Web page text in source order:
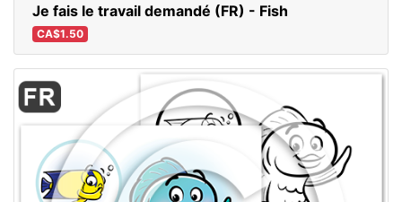
Je fais le travail demandé (FR) - Fish
CA$1.50